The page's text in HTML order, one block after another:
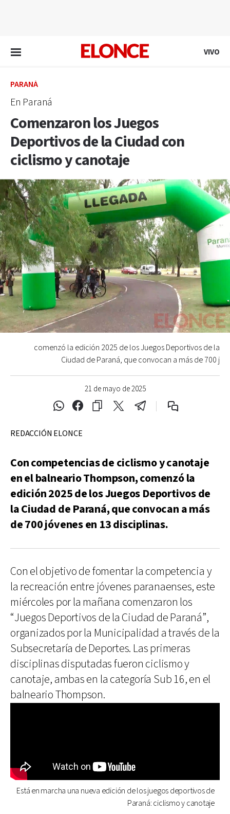
VIVO
PARANÁ
En Paraná
Comenzaron los Juegos
Deportivos de la Ciudad con
ciclismo y canotaje
21 de mayo de 2025
comenzó la edición 2025 de los Juegos Deportivos de la
Ciudad de Paraná, que convocan a más de 700 j
REDACCIÓN ELONCE
Con competencias de ciclismo y canotaje
en el balneario Thompson, comenzó la
edición 2025 de los Juegos Deportivos de
la Ciudad de Paraná, que convocan a más
de 700 jóvenes en 13 disciplinas.
Con el objetivo de fomentar la competencia y
la recreación entre jóvenes paranaenses, este
miércoles por la mañana comenzaron los
“Juegos Deportivos de la Ciudad de Paraná”,
organizados por la Municipalidad a través de la
Subsecretaría de Deportes. Las primeras
disciplinas disputadas fueron ciclismo y
canotaje, ambas en la categoría Sub 16, en el
balneario Thompson.
Está en marcha una nueva edición de los juegos deportivos de
Paraná: ciclismo y canotaje